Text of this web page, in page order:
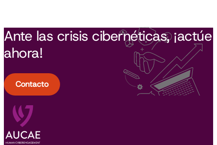
Ante las crisis cibernéticas, ¡actúe
ahora!
Contacto